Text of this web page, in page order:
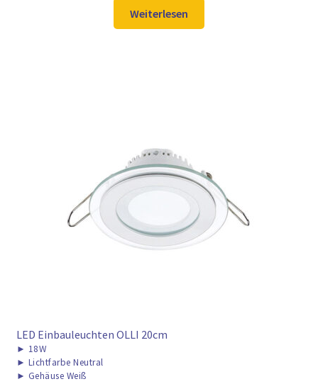
Weiterlesen
LED Einbauleuchten OLLI 20cm
► 18W
► Lichtfarbe Neutral
► Gehäuse Weiß